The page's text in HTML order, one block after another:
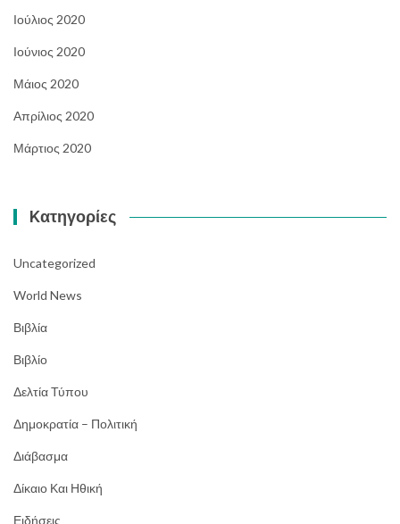
Ιούλιος 2020
Ιούνιος 2020
Μάιος 2020
Απρίλιος 2020
Μάρτιος 2020
Kατηγορίες
Uncategorized
World News
Βιβλία
Βιβλίο
Δελτία Τύπου
Δημοκρατία – Πολιτική
Διάβασμα
Δίκαιο Και Ηθική
Ειδήσεις